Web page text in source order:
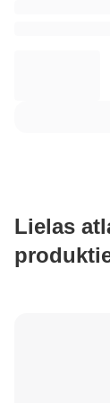
Lielas